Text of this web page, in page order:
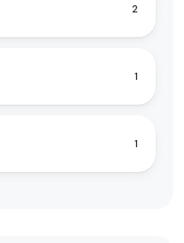
2
1
1